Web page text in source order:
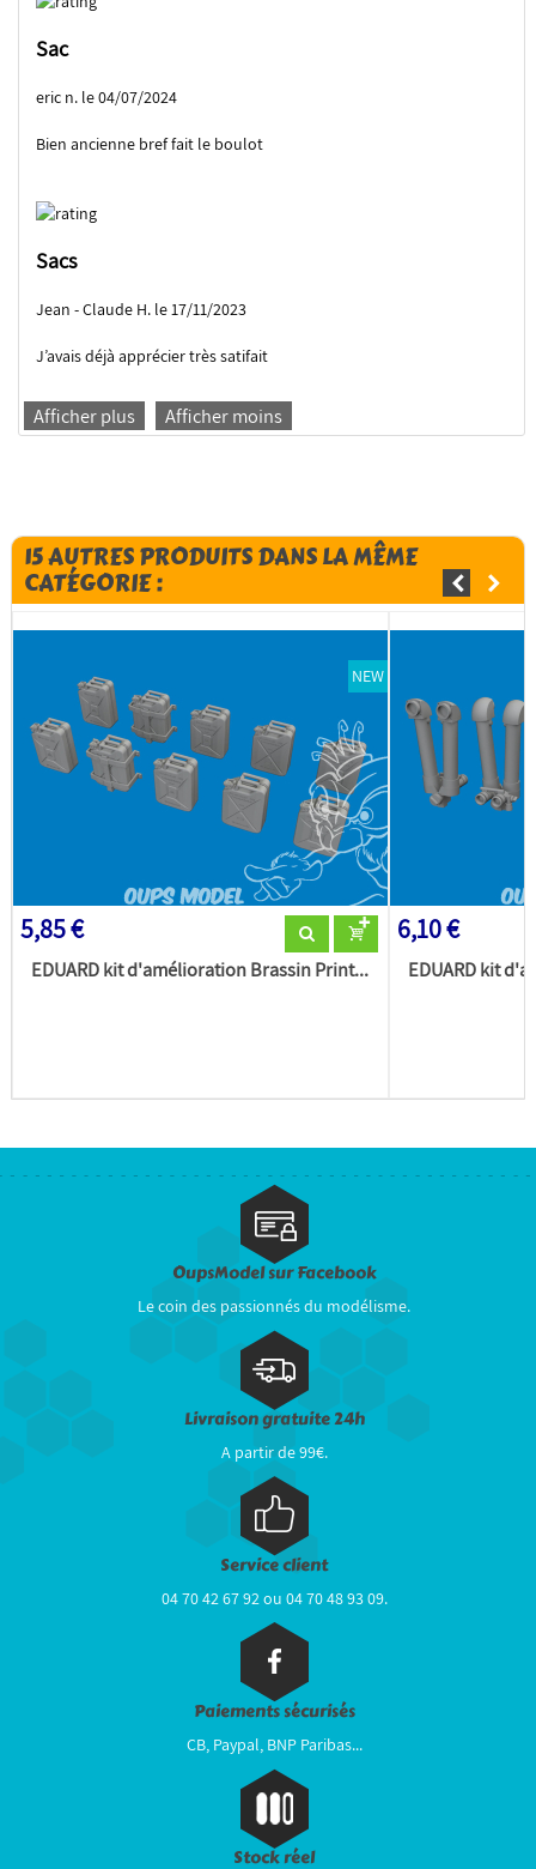
Sac
eric n. le 04/07/2024
Bien ancienne bref fait le boulot
Sacs
Jean - Claude H. le 17/11/2023
J’avais déjà apprécier très satifait
Afficher plus Afficher moins
15 AUTRES PRODUITS DANS LA MÊME
CATÉGORIE :
NEW
5,85 €
EDUARD kit d'amélioration Brassin Print...
6,10 €
EDUARD kit
OupsModel sur Facebook
Le coin des passionnés du modélisme.
Livraison gratuite 24h
A partir de 99€.
Service client
04 70 42 67 92 ou 04 70 48 93 09.
Paiements sécurisés
CB, Paypal, BNP Paribas...
Stock réel